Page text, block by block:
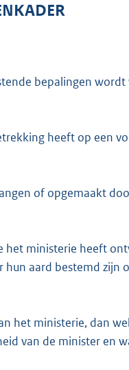
bepalingen
heeft op een
of opgemaakt
het ministerie heeft
hun aard bestemd
het ministerie, dan
van de minister en